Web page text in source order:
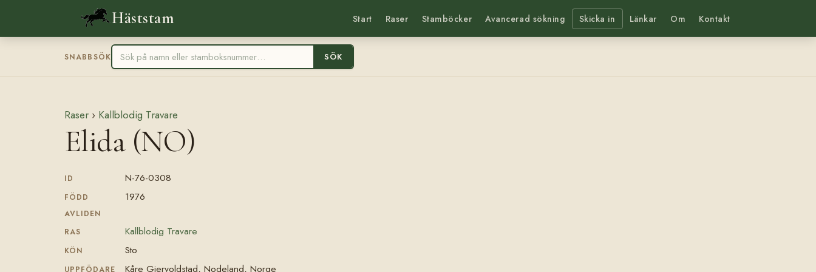
Häststam Start Raser Stamböcker Avancerad sökning Skicka in Länkar Om Kontakt
SNABBSÖK SÖK
Raser › Kallblodig Travare
Elida (NO)
ID N-76-0308
FÖDD 1976
AVLIDEN
RAS
Kallblodig Travare
KÖN Sto
UPPFÖDARE Kåre Gjervoldstad, Nodeland, Norge